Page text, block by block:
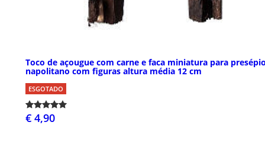
Toco de açougue com carne e faca miniatura para
napolitano com figuras altura média 12 cm
ESGOTADO
€ 4,90